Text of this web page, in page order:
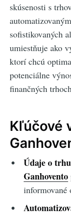
skúsenosti s
sofistikovaných
umiestňuje ako
ktorí chcú
potenciálne
finančných
Kľúčové
Údaje o
Ganhovento
informované